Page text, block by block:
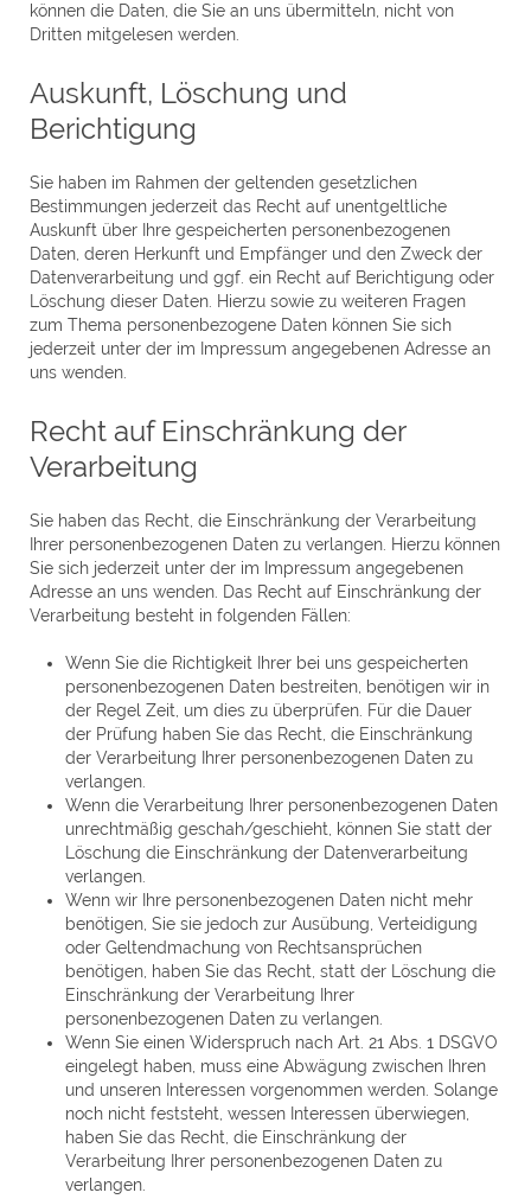
können die Daten, die Sie an uns übermitteln, nicht von
Dritten mitgelesen werden.
Auskunft, Löschung und
Berichtigung
Sie haben im Rahmen der geltenden gesetzlichen
Bestimmungen jederzeit das Recht auf unentgeltliche
Auskunft über Ihre gespeicherten personenbezogenen
Daten, deren Herkunft und Empfänger und den Zweck der
Datenverarbeitung und ggf. ein Recht auf Berichtigung oder
Löschung dieser Daten. Hierzu sowie zu weiteren Fragen
zum Thema personenbezogene Daten können Sie sich
jederzeit unter der im Impressum angegebenen Adresse an
uns wenden.
Recht auf Einschränkung der
Verarbeitung
Sie haben das Recht, die Einschränkung der Verarbeitung
Ihrer personenbezogenen Daten zu verlangen. Hierzu können
Sie sich jederzeit unter der im Impressum angegebenen
Adresse an uns wenden. Das Recht auf Einschränkung der
Verarbeitung besteht in folgenden Fällen:
Wenn Sie die Richtigkeit Ihrer bei uns gespeicherten
personenbezogenen Daten bestreiten, benötigen wir in
der Regel Zeit, um dies zu überprüfen. Für die Dauer
der Prüfung haben Sie das Recht, die Einschränkung
der Verarbeitung Ihrer personenbezogenen Daten zu
verlangen.
Wenn die Verarbeitung Ihrer personenbezogenen Daten
unrechtmäßig geschah/geschieht, können Sie statt der
Löschung die Einschränkung der Datenverarbeitung
verlangen.
Wenn wir Ihre personenbezogenen Daten nicht mehr
benötigen, Sie sie jedoch zur Ausübung, Verteidigung
oder Geltendmachung von Rechtsansprüchen
benötigen, haben Sie das Recht, statt der Löschung die
Einschränkung der Verarbeitung Ihrer
personenbezogenen Daten zu verlangen.
Wenn Sie einen Widerspruch nach Art. 21 Abs. 1 DSGVO
eingelegt haben, muss eine Abwägung zwischen Ihren
und unseren Interessen vorgenommen werden. Solange
noch nicht feststeht, wessen Interessen überwiegen,
haben Sie das Recht, die Einschränkung der
Verarbeitung Ihrer personenbezogenen Daten zu
verlangen.